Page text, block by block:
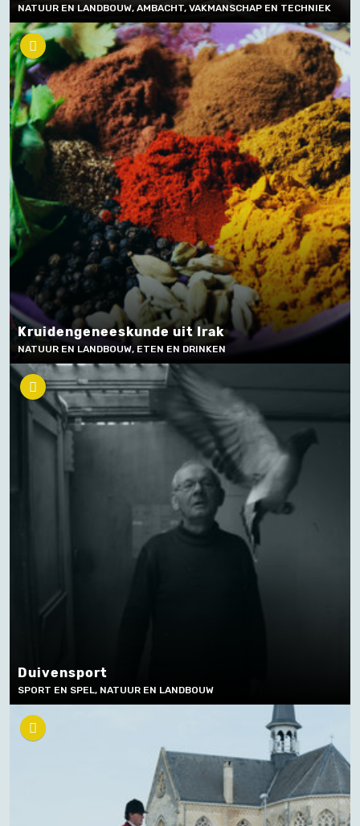
NATUUR EN LANDBOUW, AMBACHT, VAKMANSCHAP EN TECHNIEK
Kruidengeneeskunde uit Irak
NATUUR EN LANDBOUW, ETEN EN DRINKEN
Duivensport
SPORT EN SPEL, NATUUR EN LANDBOUW